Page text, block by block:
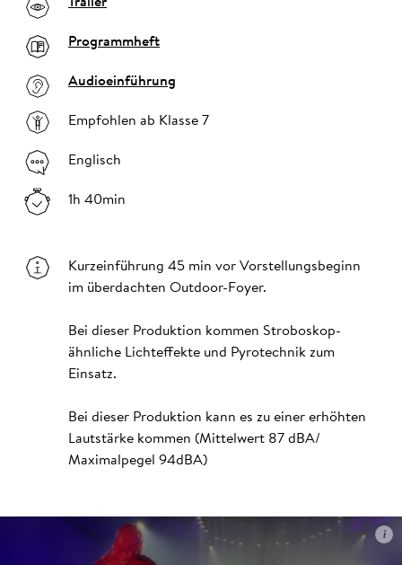
Programmheft
Audioeinführung
Empfohlen ab Klasse 7
Englisch
1h 40min
Kurzeinführung 45 min vor Vorstellungsbeginn
im überdachten Outdoor-Foyer.
Bei dieser Produktion kommen Stroboskop-
ähnliche Lichteffekte und Pyrotechnik zum
Einsatz.
Bei dieser Produktion kann es zu einer erhöhten
Lautstärke kommen (Mittelwert 87 dBA/
Maximalpegel 94dBA)
ii